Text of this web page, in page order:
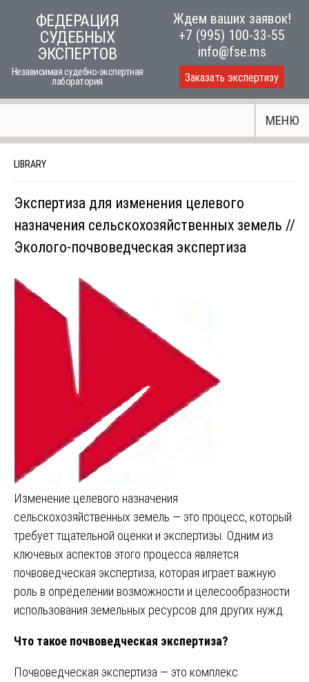
ФЕДЕРАЦИЯ
СУДЕБНЫХ
ЭКСПЕРТОВ
Независимая судебно-экспертная
лаборатория
Ждем ваших заявок!
+7 (995) 100-33-55
info@fse.ms
Заказать экспертизу
МЕНЮ
LIBRARY
Экспертиза для изменения целевого
назначения сельскохозяйственных земель //
Эколого-почвоведческая экспертиза
Изменение целевого назначения
сельскохозяйственных земель — это процесс, который
требует тщательной оценки и экспертизы. Одним из
ключевых аспектов этого процесса является
почвоведческая экспертиза, которая играет важную
роль в определении возможности и целесообразности
использования земельных ресурсов для других нужд.
Что такое почвоведческая экспертиза?
Почвоведческая экспертиза — это комплекс